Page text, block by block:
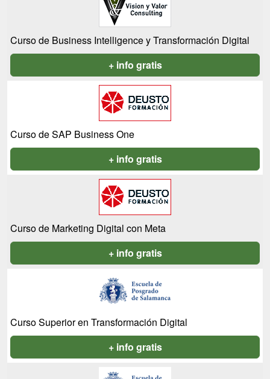
Curso de Business Intelligence y Transformación Digital
+ info gratis
Curso de SAP Business One
+ info gratis
Curso de Marketing Digital con Meta
+ info gratis
Curso Superior en Transformación Digital
+ info gratis